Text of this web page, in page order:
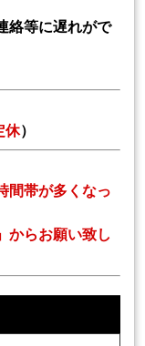
絡等に遅れがで
休）
間帯が多くなっ
からお願い致し